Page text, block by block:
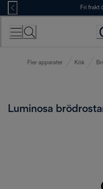
Skip
to
Content
Fri frakt
Fler apparater Kök
Luminosa